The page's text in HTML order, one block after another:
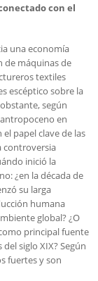
con el
una economía
de máquinas de
textiles
escéptico sobre la
según
en
papel clave de las
controversia
inició la
¿en la década de
su larga
humana
global? ¿O
principal fuente
siglo XIX? Según
fuertes y son